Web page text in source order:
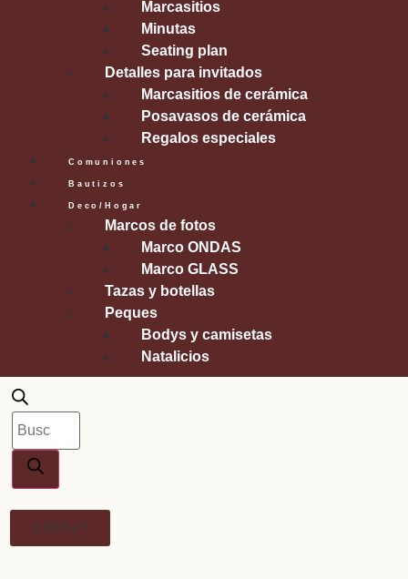
Marcasitios
Minutas
Seating plan
Detalles para invitados
Marcasitios de cerámica
Posavasos de cerámica
Regalos especiales
Comuniones
Bautizos
Deco/Hogar
Marcos de fotos
Marco ONDAS
Marco GLASS
Tazas y botellas
Peques
Bodys y camisetas
Natalicios
0,00 €